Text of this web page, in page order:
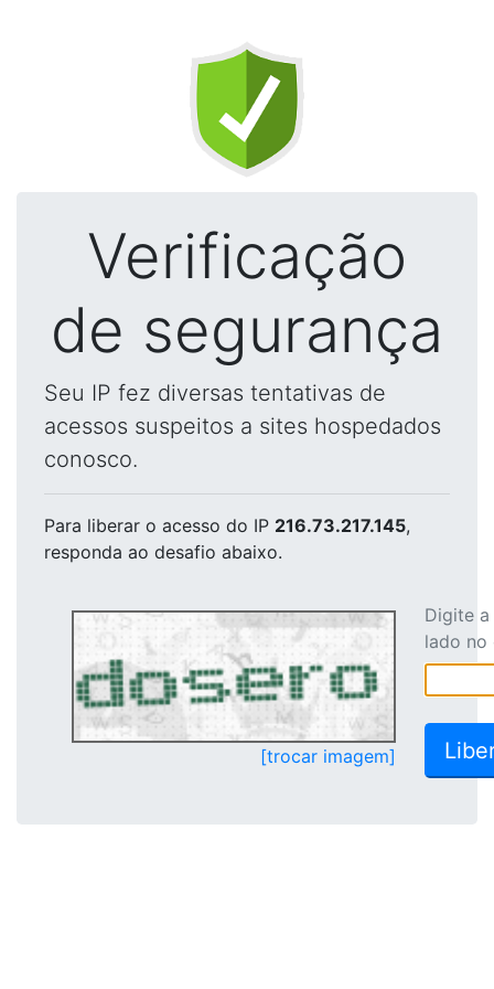
Verificação
de segurança
Seu IP fez diversas tentativas de
acessos suspeitos a sites hospedados
conosco.
Para liberar o acesso do IP 216.73.217.145,
responda ao desafio abaixo.
[trocar imagem]
Digite
lado no